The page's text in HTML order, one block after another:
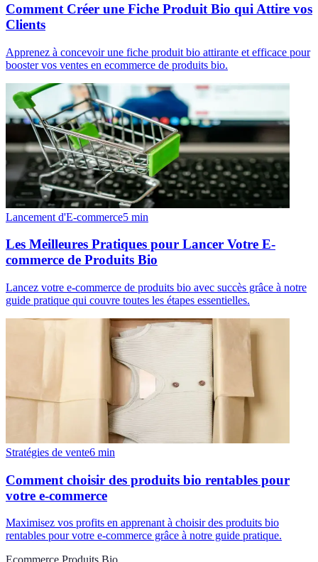
Comment Créer une Fiche Produit Bio qui Attire vos
Clients
Apprenez à concevoir une fiche produit bio attirante et efficace pour
booster vos ventes en ecommerce de produits bio.
Lancement d'E-commerce5 min
Les Meilleures Pratiques pour Lancer Votre E-
commerce de Produits Bio
Lancez votre e-commerce de produits bio avec succès grâce à notre
guide pratique qui couvre toutes les étapes essentielles.
Stratégies de vente6 min
Comment choisir des produits bio rentables pour
votre e-commerce
Maximisez vos profits en apprenant à choisir des produits bio
rentables pour votre e-commerce grâce à notre guide pratique.